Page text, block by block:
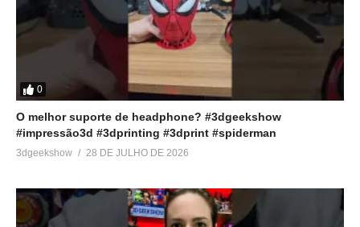
0
O melhor suporte de headphone? #3dgeekshow
#impressão3d #3dprinting #3dprint #spiderman
3dgeekshow 28 DE JULHO DE 2026